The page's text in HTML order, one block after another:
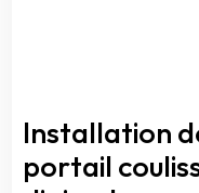
Installation
portail